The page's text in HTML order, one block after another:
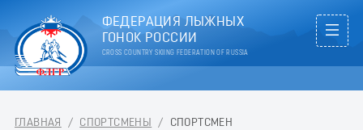
ФЕДЕРАЦИЯ ЛЫЖНЫХ
ГОНОК РОССИИ
CROSS COUNTRY SKIING FEDERATION OF RUSSIA
ГЛАВНАЯ / СПОРТСМЕНЫ / СПОРТСМЕН